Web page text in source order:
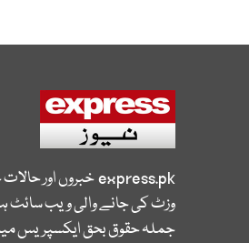
express.pkخبروں اور
وزٹ کی جانے والی ویب سائٹ
جملہ حقوق بحق ایکسپریس